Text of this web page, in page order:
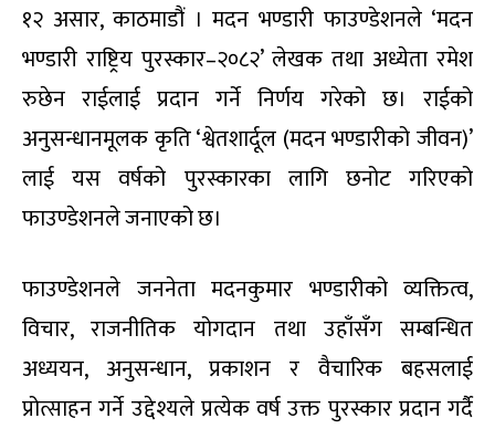
१२ असार, काठमाडौं । मदन भण्डारी फाउण्डेशनले ‘मदन
भण्डारी राष्ट्रिय पुरस्कार–२०८२’ लेखक तथा अध्येता रमेश
रुछेन राईलाई प्रदान गर्ने निर्णय गरेको छ। राईको
अनुसन्धानमूलक कृति ‘श्वेतशार्दूल (मदन भण्डारीको जीवन)’
लाई यस वर्षको पुरस्कारका लागि छनोट गरिएको
फाउण्डेशनले जनाएको छ।
फाउण्डेशनले जननेता मदनकुमार भण्डारीको व्यक्तित्व,
विचार, राजनीतिक योगदान तथा उहाँसँग सम्बन्धित
अध्ययन, अनुसन्धान, प्रकाशन र वैचारिक बहसलाई
प्रोत्साहन गर्ने उद्देश्यले प्रत्येक वर्ष उक्त पुरस्कार प्रदान गर्दै